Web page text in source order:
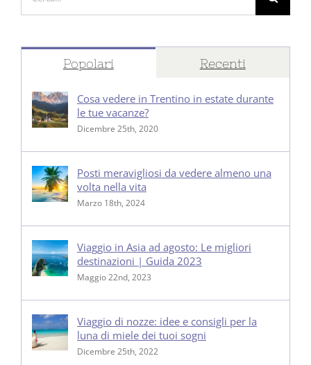
per:
Popolari Recenti
Cosa vedere in Trentino in estate durante
le tue vacanze?
Dicembre 25th, 2020
Posti meravigliosi da vedere almeno una
volta nella vita
Marzo 18th, 2024
Viaggio in Asia ad agosto: Le migliori
destinazioni | Guida 2023
Maggio 22nd, 2023
Viaggio di nozze: idee e consigli per la
luna di miele dei tuoi sogni
Dicembre 25th, 2022